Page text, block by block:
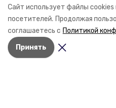
Сайт использует файлы cookies
посетителей. Продолжая
соглашаетесь с Политикой
Принять
организуют сборы вещей и
участников спецоперации
на передовую. Девушки
создавали
масштабную акцию к 9 Мая.